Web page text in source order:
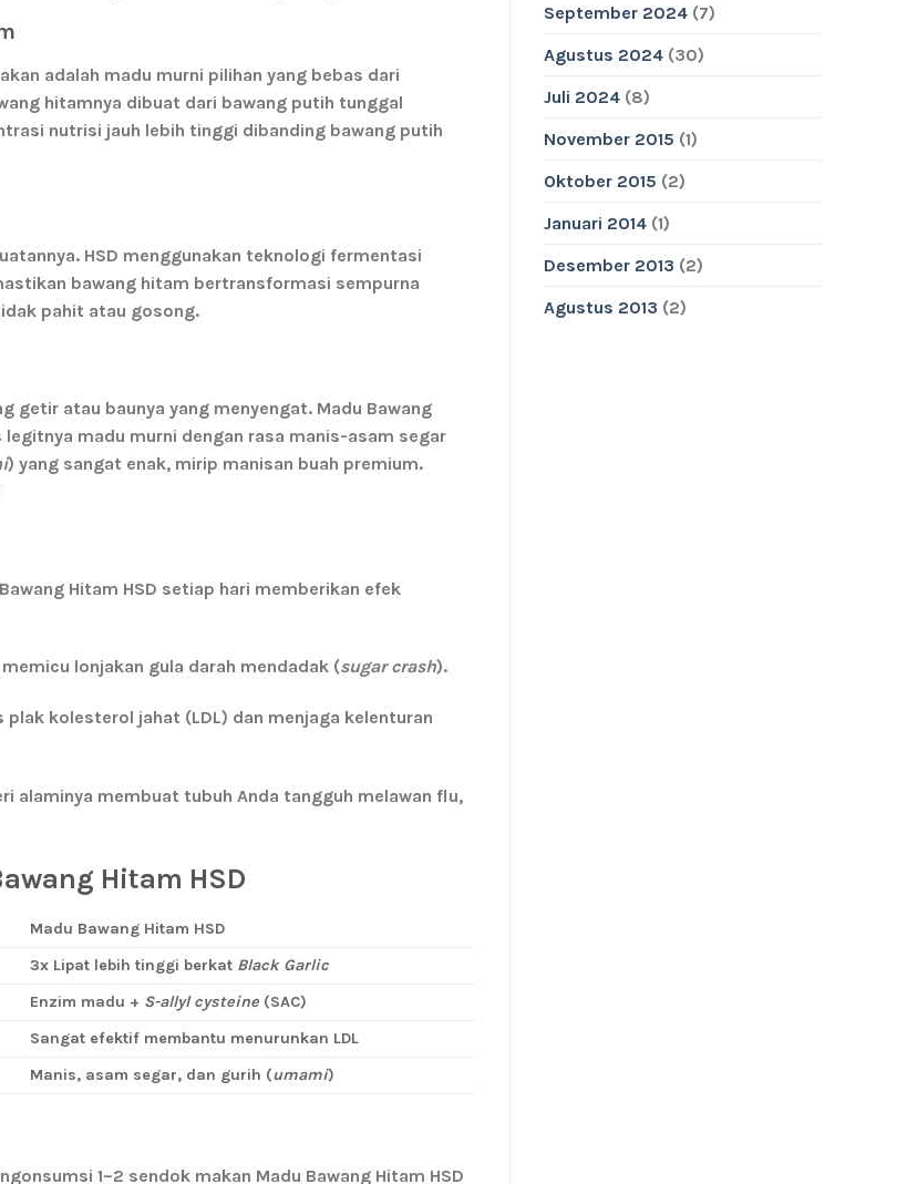
adalah madu murni pilihan yang bebas dari
hitamnya dibuat dari bawang putih tunggal
nutrisi jauh lebih tinggi dibanding bawang putih
HSD menggunakan teknologi fermentasi
bawang hitam bertransformasi sempurna
pahit atau gosong.
getir atau baunya yang menyengat. Madu Bawang
madu murni dengan rasa manis-asam segar
) yang sangat enak, mirip manisan buah premium.
Hitam HSD setiap hari memberikan efek
lonjakan gula darah mendadak (sugar crash).
plak kolesterol jahat (LDL) dan menjaga kelenturan
alaminya membuat tubuh Anda tangguh melawan flu,
Hitam HSD
Madu Bawang Hitam HSD
3x Lipat lebih tinggi berkat Black Garlic
Enzim madu + S-allyl cysteine (SAC)
Sangat efektif membantu menurunkan LDL
Manis, asam segar, dan gurih (umami)
1–2 sendok makan Madu Bawang Hitam HSD
September 2024(7)
Agustus 2024(30)
Juli 2024(8)
November 2015 (1)
Oktober 2015 (2)
Januari 2014(1)
Desember 2013 (2)
Agustus 2013 (2)